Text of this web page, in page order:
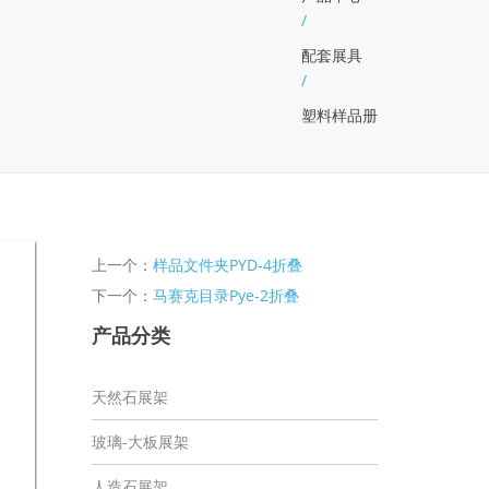
/
配套展具
/
塑料样品册
上一个： 样品文件夹PYD-4折叠
下一个： 马赛克目录Pye-2折叠
产品分类
天然石展架
玻璃-大板展架